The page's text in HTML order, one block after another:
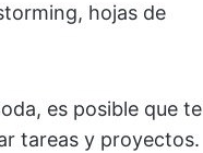
hojas de
es posible que te
tareas y proyectos.